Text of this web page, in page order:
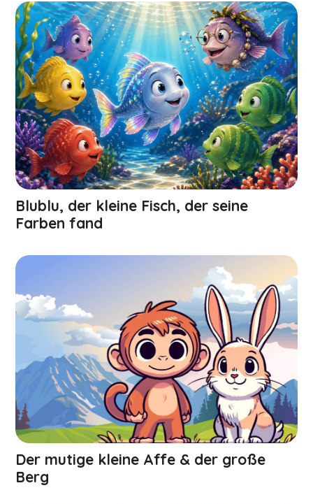
Blublu, der kleine Fisch, der seine
Farben fand
Der mutige kleine Affe & der große
Berg